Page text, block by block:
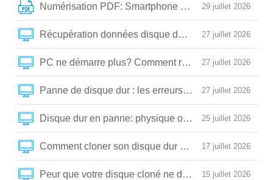
29 juillet 2026
Numérisation PDF: Smartphone vs Scanner à plat,
27 juillet 2026
Récupération données disque dur endommagé :
27 juillet 2026
PC ne démarre plus? Comment réparer un disque
27 juillet 2026
Panne de disque dur : les erreurs critiques qui
25 juillet 2026
Disque dur en panne: physique ou logique? Voici
17 juillet 2026
Comment cloner son disque dur sans erreur (et
15 juillet 2026
Peur que votre disque cloné ne démarre pas?